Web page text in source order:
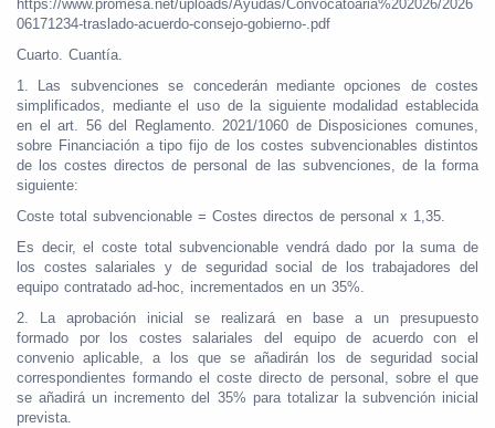
https://www.promesa.net/uploads/Ayudas/Convocatoaria%202026/2026
06171234-traslado-acuerdo-consejo-gobierno-.pdf
Cuarto. Cuantía.
1. Las subvenciones se concederán mediante opciones de costes
simplificados, mediante el uso de la siguiente modalidad establecida
en el art. 56 del Reglamento. 2021/1060 de Disposiciones comunes,
sobre Financiación a tipo fijo de los costes subvencionables distintos
de los costes directos de personal de las subvenciones, de la forma
siguiente:
Coste total subvencionable = Costes directos de personal x 1,35.
Es decir, el coste total subvencionable vendrá dado por la suma de
los costes salariales y de seguridad social de los trabajadores del
equipo contratado ad-hoc, incrementados en un 35%.
2. La aprobación inicial se realizará en base a un presupuesto
formado por los costes salariales del equipo de acuerdo con el
convenio aplicable, a los que se añadirán los de seguridad social
correspondientes formando el coste directo de personal, sobre el que
se añadirá un incremento del 35% para totalizar la subvención inicial
prevista.